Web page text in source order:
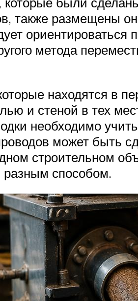
также размещены
метода
находятся в
и стеной в тех
необходимо
может быть
строительном
разным способом.